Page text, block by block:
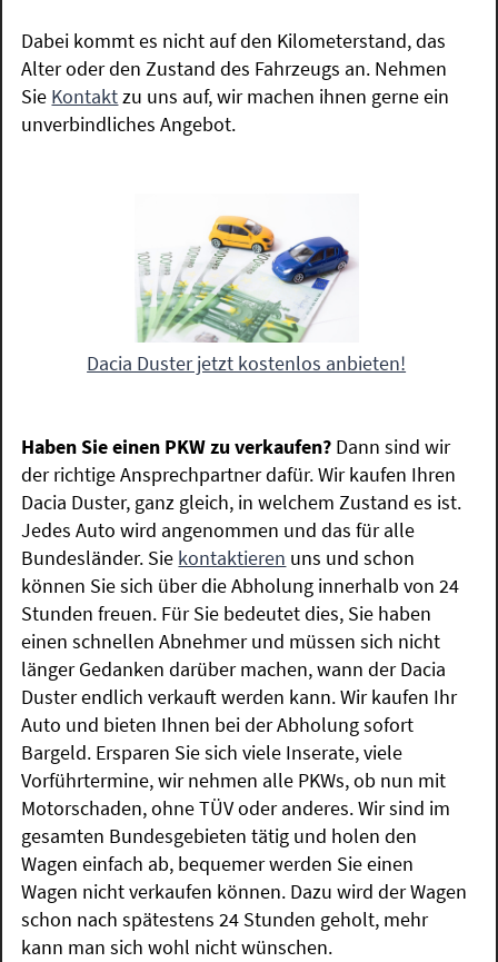
Dabei kommt es nicht auf den Kilometerstand, das
Alter oder den Zustand des Fahrzeugs an. Nehmen
Sie Kontaktzu uns auf, wir machen ihnen gerne ein
unverbindliches Angebot.
Dacia Duster jetzt kostenlos anbieten!
Haben Sie einen PKW zu verkaufen? Dann sind wir
der richtige Ansprechpartner dafür. Wir kaufen Ihren
Dacia Duster, ganz gleich, in welchem Zustand es ist.
Jedes Auto wird angenommen und das für alle
Bundesländer. Sie kontaktieren uns und schon
können Sie sich über die Abholung innerhalb von 24
Stunden freuen. Für Sie bedeutet dies, Sie haben
einen schnellen Abnehmer und müssen sich nicht
länger Gedanken darüber machen, wann der Dacia
Duster endlich verkauft werden kann. Wir kaufen Ihr
Auto und bieten Ihnen bei der Abholung sofort
Bargeld. Ersparen Sie sich viele Inserate, viele
Vorführtermine, wir nehmen alle PKWs, ob nun mit
Motorschaden, ohne TÜV oder anderes. Wir sind im
gesamten Bundesgebieten tätig und holen den
Wagen einfach ab, bequemer werden Sie einen
Wagen nicht verkaufen können. Dazu wird der Wagen
schon nach spätestens 24 Stunden geholt, mehr
kann man sich wohl nicht wünschen.